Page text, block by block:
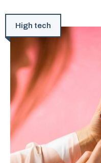
High tech